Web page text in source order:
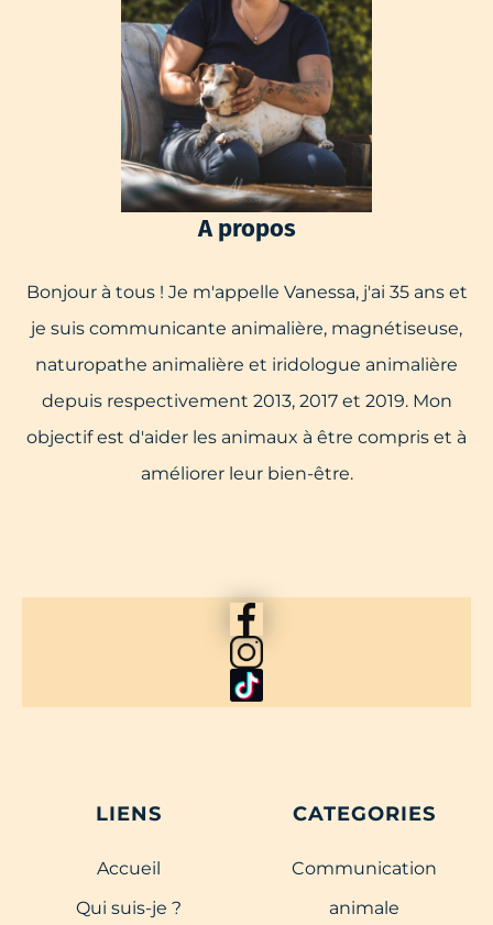
A propos
Bonjour à tous ! Je m'appelle Vanessa, j'ai 35 ans et
je suis communicante animalière, magnétiseuse,
naturopathe animalière et iridologue animalière
depuis respectivement 2013, 2017 et 2019. Mon
objectif est d'aider les animaux à être compris et à
améliorer leur bien-être.
LIENS
Accueil
Qui suis-je ?
CATEGORIES
Communication
animale